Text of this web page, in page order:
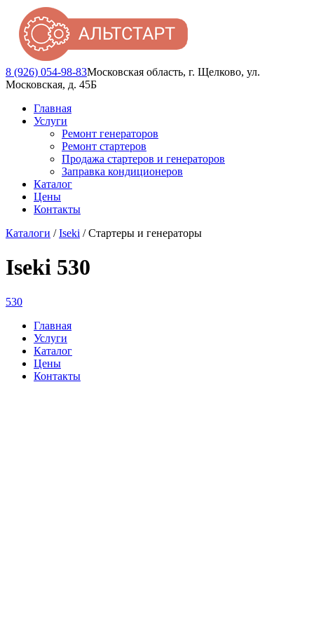
8 (926) 054-98-83Московская область, г. Щелково, ул.
Московская, д. 45Б
Главная
Услуги
Ремонт генераторов
Ремонт стартеров
Продажа стартеров и генераторов
Заправка кондиционеров
Каталог
Цены
Контакты
Каталоги /Iseki / Стартеры и генераторы
Iseki 530
530
Главная
Услуги
Каталог
Цены
Контакты